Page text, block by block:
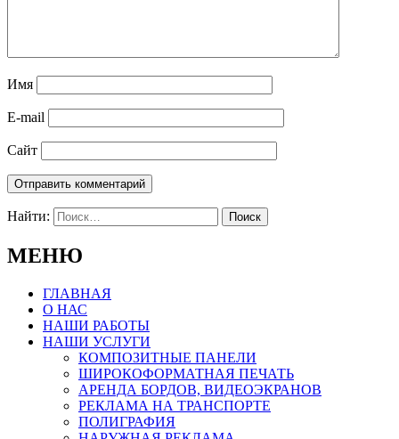
Имя
E-mail
Сайт
Найти:
МЕНЮ
ГЛАВНАЯ
О НАС
НАШИ РАБОТЫ
НАШИ УСЛУГИ
КОМПОЗИТНЫЕ ПАНЕЛИ
ШИРОКОФОРМАТНАЯ ПЕЧАТЬ
АРЕНДА БОРДОВ, ВИДЕОЭКРАНОВ
РЕКЛАМА НА ТРАНСПОРТЕ
ПОЛИГРАФИЯ